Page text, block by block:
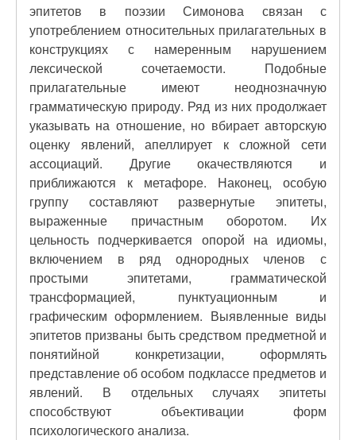
эпитетов в поэзии Симонова связан с
употреблением относительных прилагательных в
конструкциях с намеренным нарушением
лексической сочетаемости. Подобные
прилагательные имеют неоднозначную
грамматическую природу. Ряд из них продолжает
указывать на отношение, но вбирает авторскую
оценку явлений, апеллирует к сложной сети
ассоциаций. Другие окачествляются и
приближаются к метафоре. Наконец, особую
группу составляют развернутые эпитеты,
выраженные причастным оборотом. Их
цельность подчеркивается опорой на идиомы,
включением в ряд однородных членов с
простыми эпитетами, грамматической
трансформацией, пунктуационным и
графическим оформлением. Выявленные виды
эпитетов призваны быть средством предметной и
понятийной конкретизации, оформлять
представление об особом подклассе предметов и
явлений. В отдельных случаях эпитеты
способствуют объективации форм
психологического анализа.